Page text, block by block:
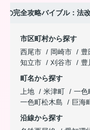
の完全攻略バイブル：法
市区町村から探す
西尾市
岡崎市 豊
知立市
刈谷市
豊
町名から探す
上地
米津町 一色
一色町松木島
巨海
沿線から探す